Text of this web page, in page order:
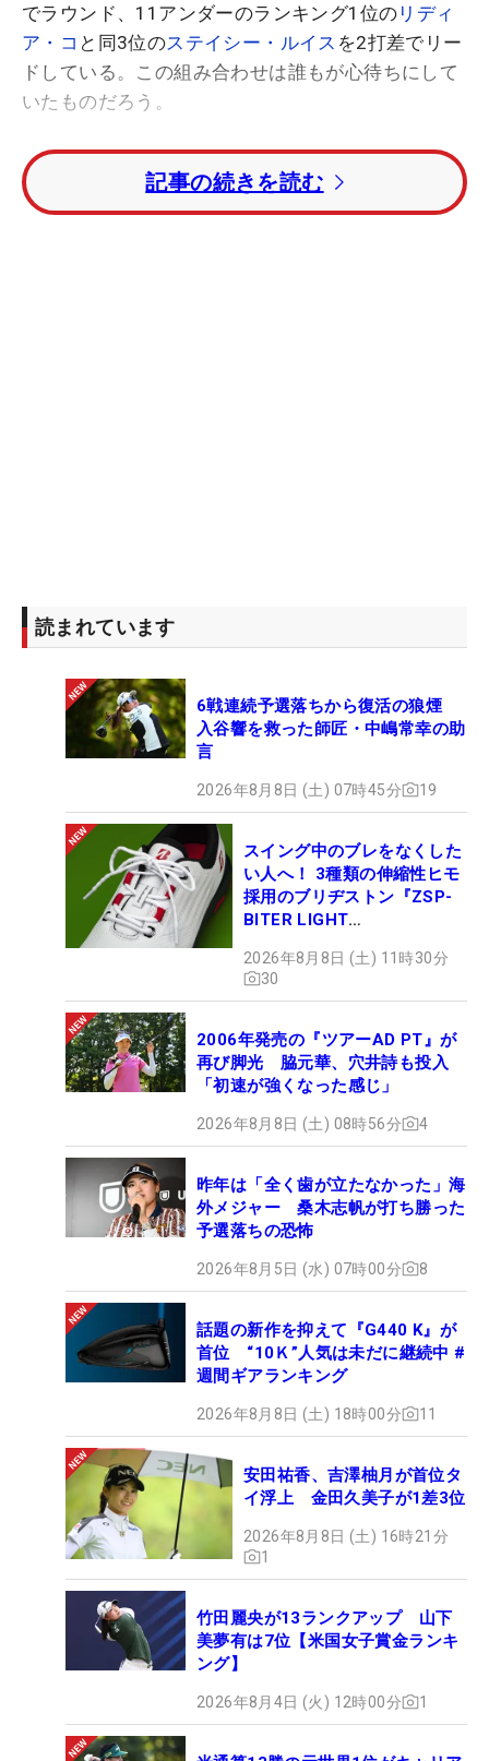
でラウンド、11アンダーのランキング1位の リディ
ア・コ と同3位のステイシー・ルイス を2打差でリー
ドしている。この組み合わせは誰もが心待ちにして
いたものだろう。
リアルタイムリーダーボードで順位をチェック！
「とても楽しくなるでしょう。」とルイスは組み
なりすぎると、なかなか達成できないものです。何
勝かして、良いプレーを続ければ転がり込んでくる
す」。
記事の続きを読む
読まれています
6戦連続予選落ちから復活の狼煙
入谷響を救った師匠・中嶋常幸の助
言
2026年8月8日 (土) 07時45分 19
スイング中のブレをなくした
い人へ！ 3種類の伸縮性ヒモ
採用のブリヂストン『ZSP-
BITER LIGHT
ュー
2026年8月8日 (土) 11時30分
30
2006年発売の『ツアーAD PT』が
再び脚光 脇元華、穴井詩も投入
「初速が強くなった感じ」
2026年8月8日 (土) 08時56分 4
昨年は「全く歯が立たなかった」海
外メジャー 桑木志帆が打ち勝った
予選落ちの恐怖
2026年8月5日 (水) 07時00分 8
話題の新作を抑えて『G440 K』が
首位 “10Ｋ”人気は未だに継続中 #
週間ギアランキング
2026年8月8日 (土) 18時00分 11
安田祐香、吉澤柚月が首位タ
イ浮上 金田久美子が1差3位
2026年8月8日 (土) 16時21分
1
竹田麗央が13ランクアップ 山下
美夢有は7位【米国女子賞金ランキ
ング】
2026年8月4日 (火) 12時00分 1